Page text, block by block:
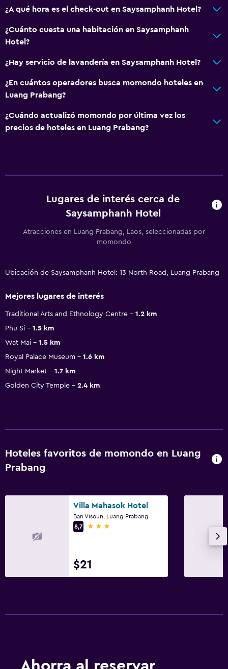
¿A qué hora es el check-out en Saysamphanh Hotel?
¿Cuánto cuesta una habitación en Saysamphanh
Hotel?
¿Hay servicio de lavandería en Saysamphanh Hotel?
¿En cuántos operadores busca momondo hoteles en
Luang Prabang?
¿Cuándo actualizó momondo por última vez los
precios de hoteles en Luang Prabang?
Lugares de interés cerca de
Saysamphanh Hotel
Atracciones en Luang Prabang, Laos, seleccionadas por
momondo
Ubicación de Saysamphanh Hotel: 13 North Road, Luang Prabang
Mejores lugares de interés
Traditional Arts and Ethnology Centre
1.2 km
Phu Si
1.5 km
Wat Mai
1.5 km
Royal Palace Museum
1.6 km
Night Market
1.7 km
Golden City Temple
2.4 km
Hoteles favoritos de momondo en Luang
Prabang
Villa Mahasok Hotel
Ban Visoun, Luang Prabang
8,7
3 estrellas
$21
Ahorra al reservar